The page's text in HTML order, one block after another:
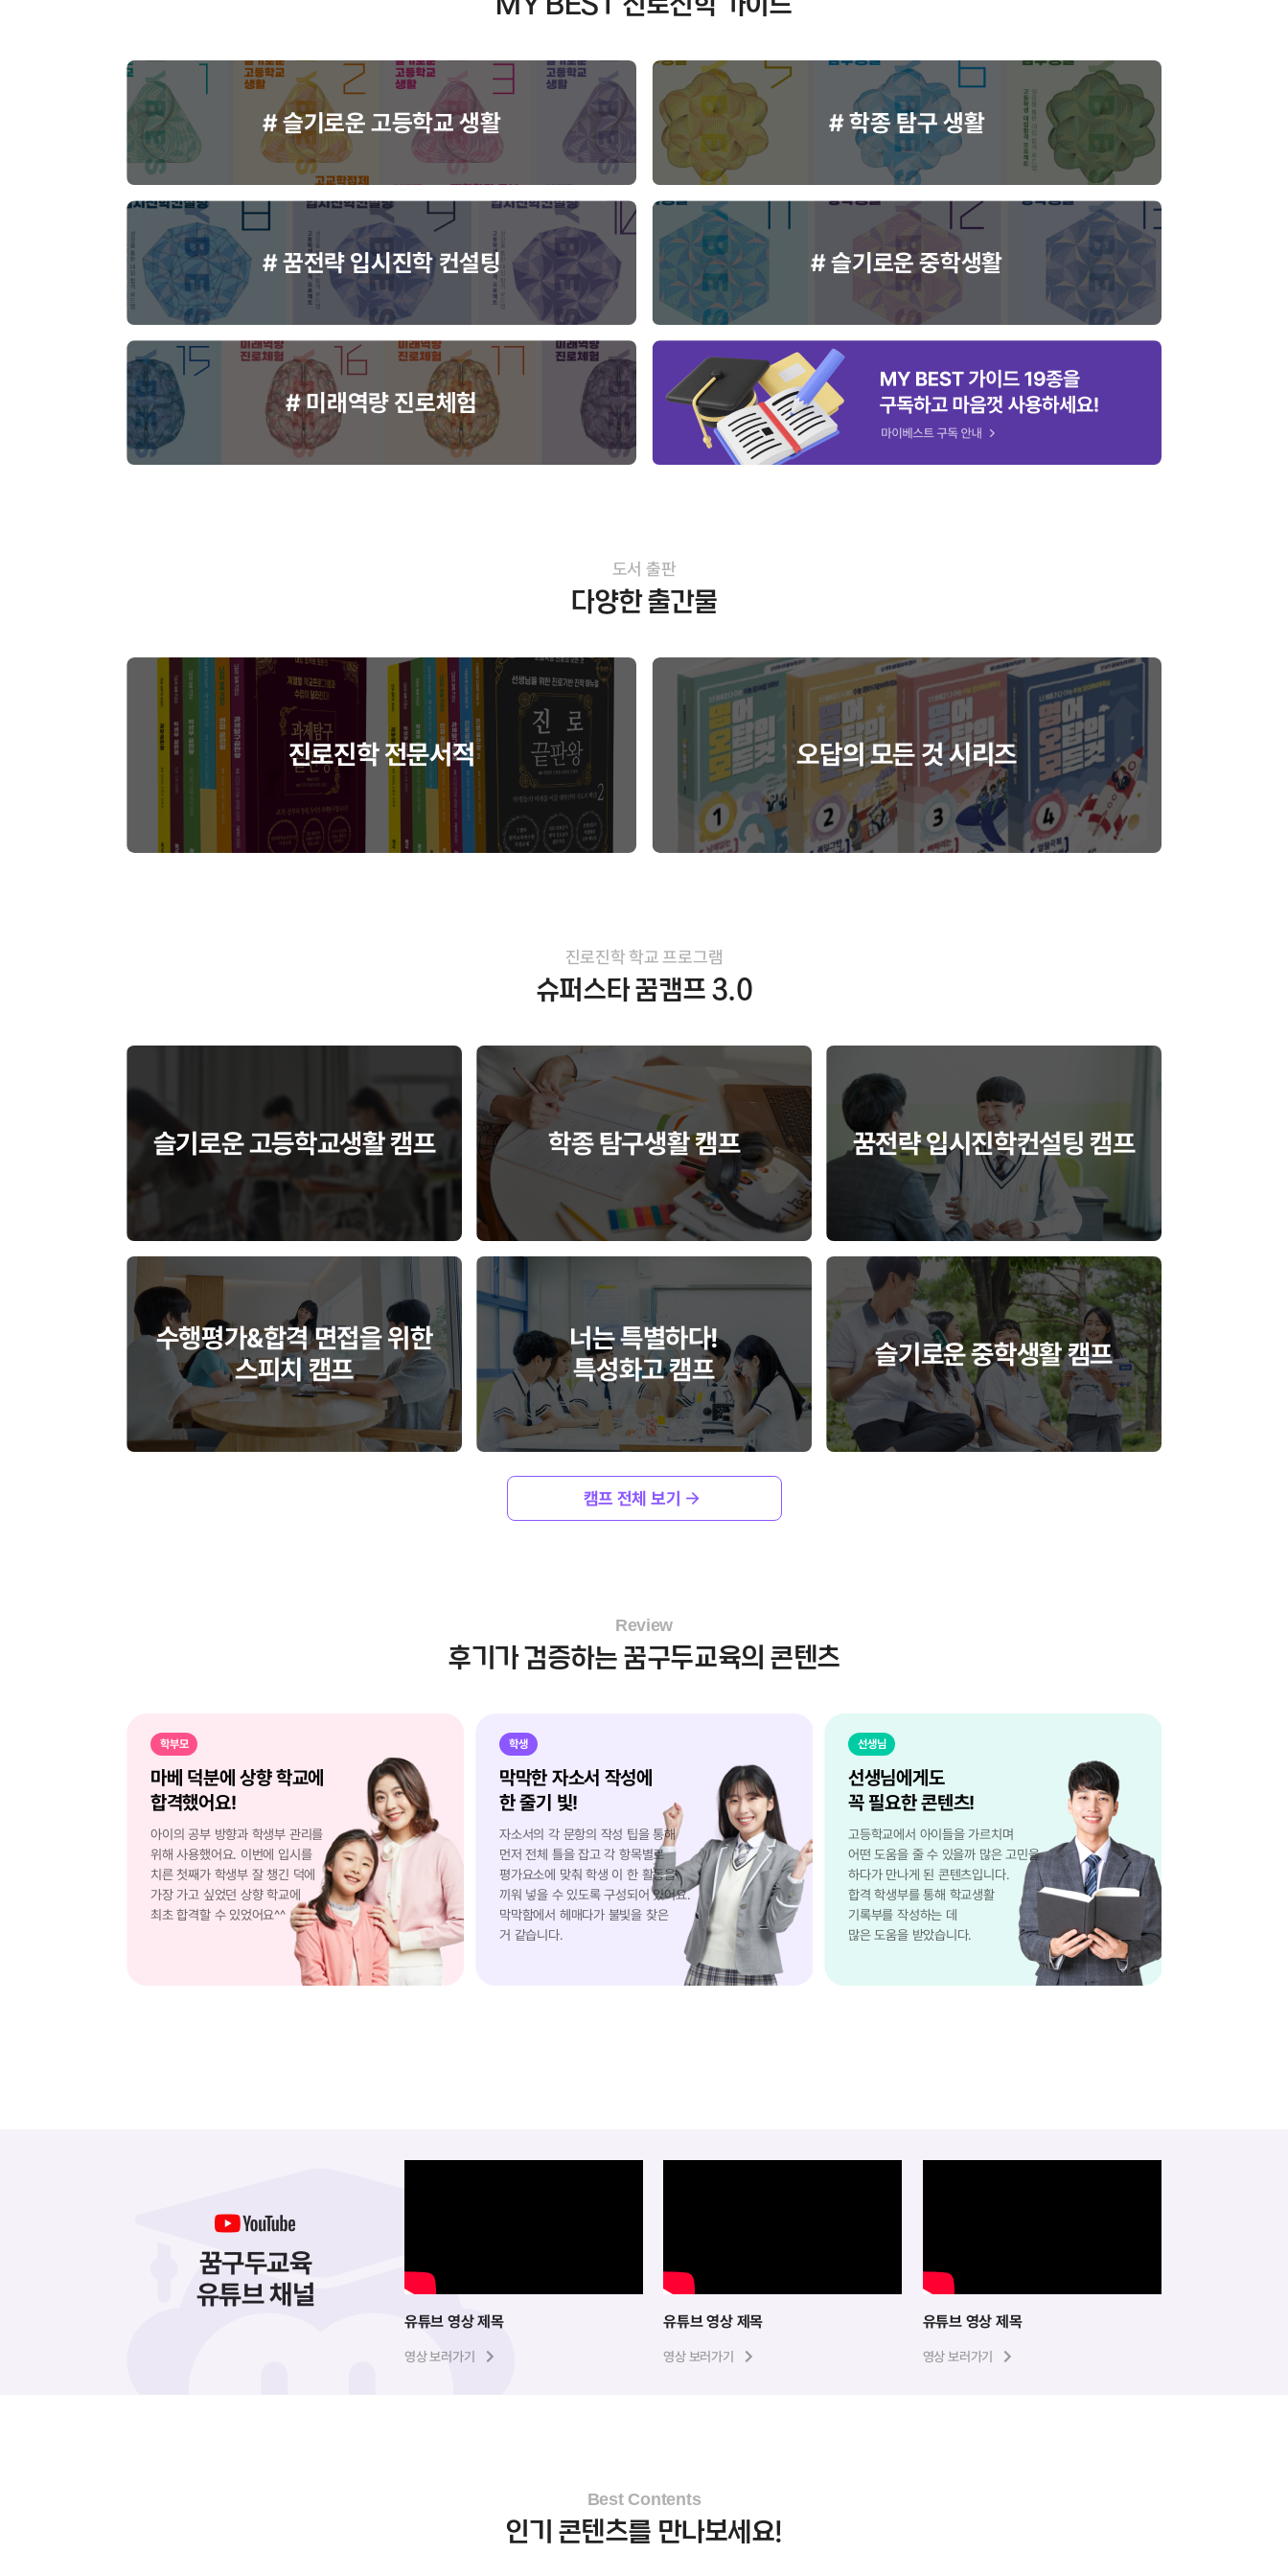
# 슬기로운 고등학교 생활 # 학종 탐구 생활
# 꿈전략 입시진학 컨설팅 # 슬기로운 중학생활
# 미래역량 진로체험
도서 출판
다양한 출간물
진로진학 전문서적 오답의 모든 것 시리즈
진로진학 학교 프로그램
슈퍼스타 꿈캠프 3.0
슬기로운 고등학교생활 캠프 학종 탐구생활 캠프 꿈전략 입시진학컨설팅 캠프
수행평가&합격 면접을 위한
스피치 캠프
너는 특별하다!
특성화고 캠프
슬기로운 중학생활 캠프
캠프 전체 보기
Review
후기가 검증하는 꿈구두교육의 콘텐츠
학부모
마베 덕분에 상향 학교에
합격했어요!
아이의 공부 방향과 학생부 관리를
위해 사용했어요. 이번에 입시를
치른 첫째가 학생부 잘 챙긴 덕에
가장 가고 싶었던 상향 학교에
최초 합격할 수 있었어요^^
학생
막막한 자소서 작성에
한 줄기 빛!
자소서의 각 문항의 작성 팁을 통해
먼저 전체 틀을 잡고 각 항목별로
평가요소에 맞춰 학생 이 한 활동을
끼워 넣을 수 있도록 구성되어 있어요.
막막함에서 헤매다가 불빛을 찾은
거 같습니다.
선생님
선생님에게도
꼭 필요한 콘텐츠!
고등학교에서 아이들을 가르치며
어떤 도움을 줄 수 있을까 많은 고민을
하다가 만나게 된 콘텐츠입니다.
합격 학생부를 통해 학교생활
기록부를 작성하는 데
많은 도움을 받았습니다.
꿈구두교육
유튜브 채널
유튜브 영상 제목
영상 보러가기
유튜브 영상 제목
영상 보러가기
유튜브 영상 제목
영상 보러가기
Best Contents
인기 콘텐츠를 만나보세요!